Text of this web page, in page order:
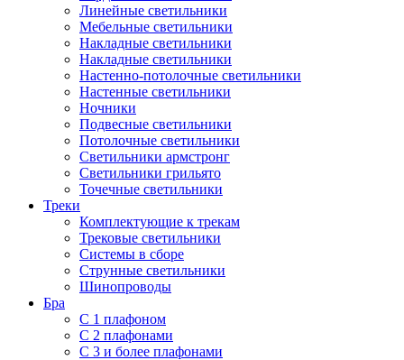
Линейные светильники
Мебельные светильники
Накладные светильники
Накладные светильники
Настенно-потолочные светильники
Настенные светильники
Ночники
Подвесные светильники
Потолочные светильники
Светильники армстронг
Светильники грильято
Точечные светильники
Треки
Комплектующие к трекам
Трековые светильники
Системы в сборе
Струнные светильники
Шинопроводы
Бра
С 1 плафоном
С 2 плафонами
С 3 и более плафонами